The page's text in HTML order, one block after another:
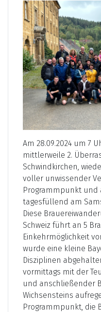
Am 28.09.2024 um 7
mittlerweile 2.
Schwindkirchen,
voller unwissender
Programmpunkt und
tagesfüllend am
Diese
Schweiz führt an 5
Einkehrmöglichkeit
wurde eine kleine
Disziplinen
vormittags mit der
und anschließender
Wichsensteins
Programmpunkt, die